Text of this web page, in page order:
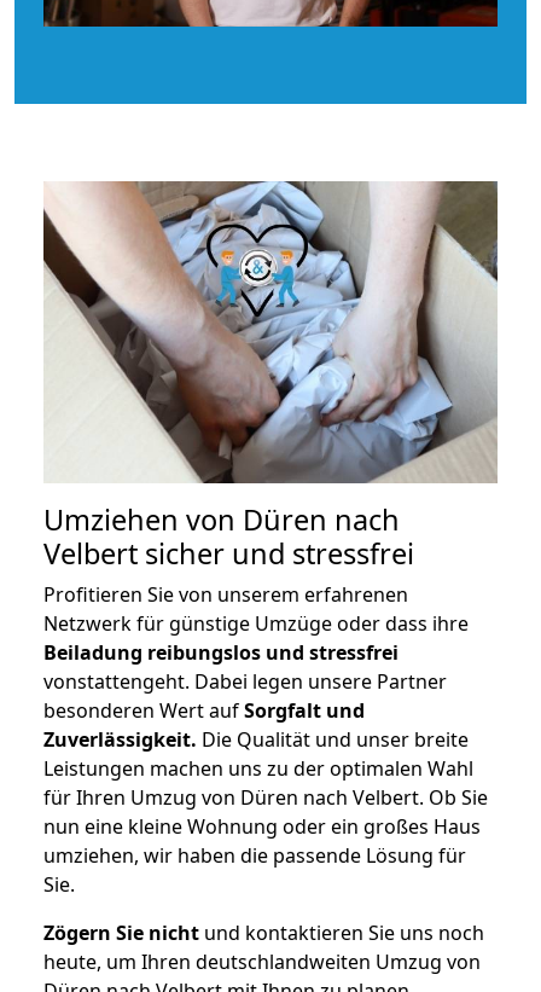
Umziehen von Düren nach
Velbert sicher und stressfrei
Profitieren Sie von unserem erfahrenen
Netzwerk für günstige Umzüge oder dass ihre
Beiladung reibungslos und stressfrei
vonstattengeht. Dabei legen unsere Partner
besonderen Wert aufSorgfalt und
Zuverlässigkeit. Die Qualität und unser breite
Leistungen machen uns zu der optimalen Wahl
für Ihren Umzug von Düren nach Velbert. Ob Sie
nun eine kleine Wohnung oder ein großes Haus
umziehen, wir haben die passende Lösung für
Sie.
Zögern Sie nicht und kontaktieren Sie uns noch
heute, um Ihren deutschlandweiten Umzug von